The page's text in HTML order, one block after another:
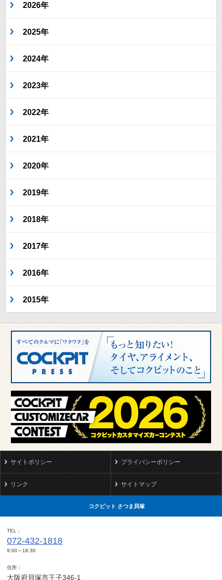
2026年
2025年
2024年
2023年
2022年
2021年
2020年
2019年
2018年
2017年
2016年
2015年
サイトポリシー プライバシーポリシー
リンク サイトマップ
コクピット さつま貝塚
TEL
072-432-1818
9:00～18:30
住所
大阪府貝塚市王子346-1